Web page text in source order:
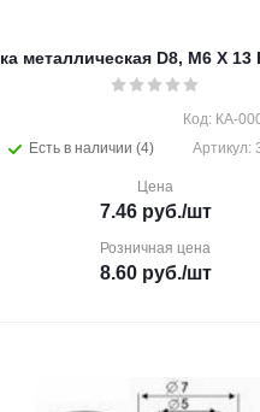
металлическая D8, М6 Х 13
Есть в наличии (4)
Код: КА-
Артикул:
Цена
7.46руб./шт
Розничная цена
8.60руб./шт